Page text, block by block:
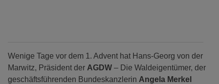
Wenige Tage vor dem 1. Advent hat Hans-Georg von der
Marwitz, Präsident der AGDW – Die Waldeigentümer, der
geschäftsführenden Bundeskanzlerin Angela Merkel